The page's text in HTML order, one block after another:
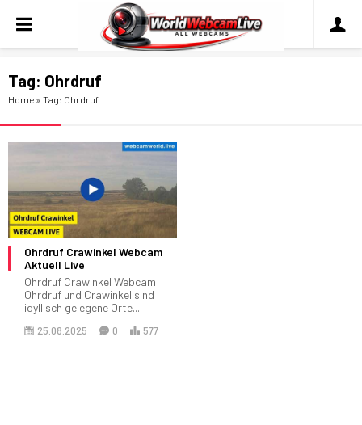
Tag: Ohrdruf
Home » Tag: Ohrdruf
Ohrdruf Crawinkel Webcam
Aktuell Live
Ohrdruf Crawinkel Webcam
Ohrdruf und Crawinkel sind
idyllisch gelegene Orte...
25.08.2025 0 577